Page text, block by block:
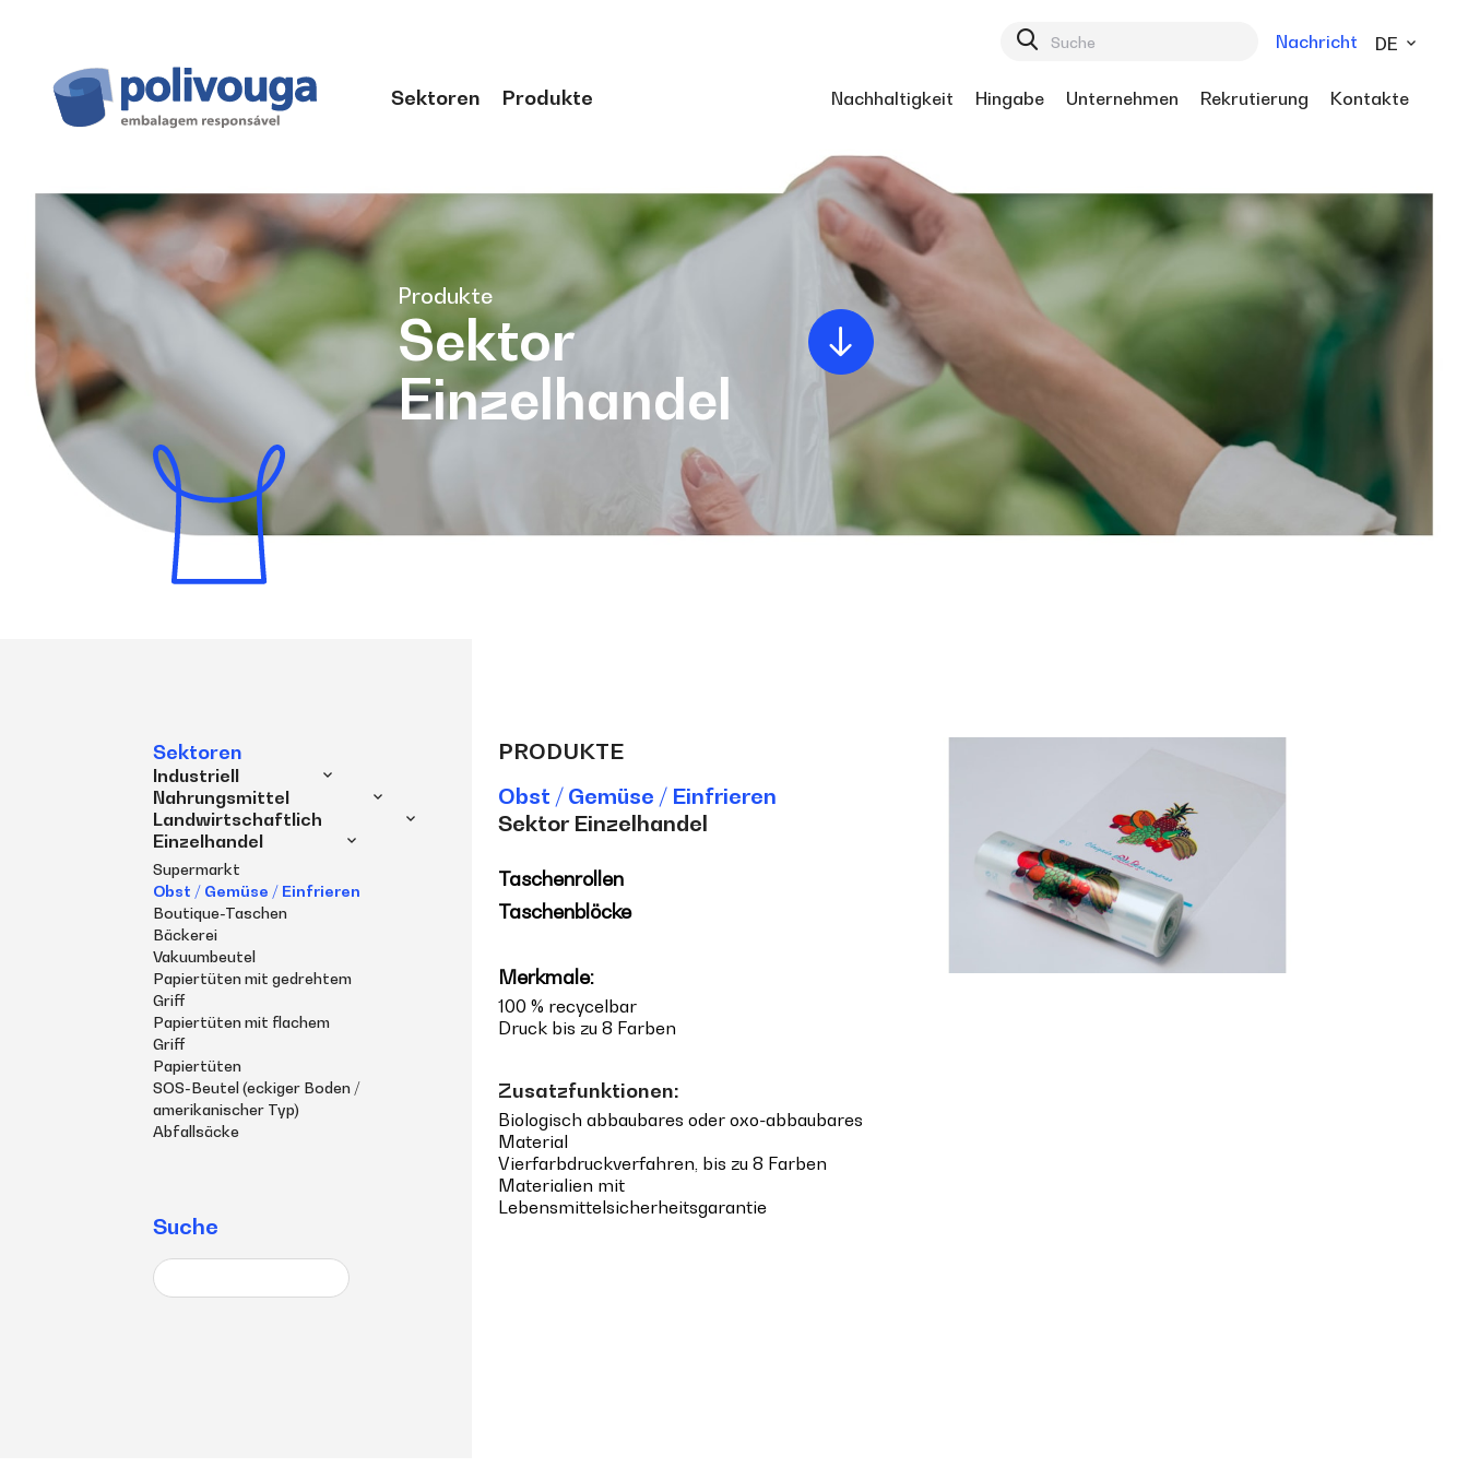
Nachricht DE
Sektoren Produkte Nachhaltigkeit Hingabe Unternehmen Rekrutierung Kontakte
Produkte
Sektor
Einzelhandel
Sektoren
Industriell
Nahrungsmittel
Landwirtschaftlich
Einzelhandel
Supermarkt
Obst / Gemüse / Einfrieren
Boutique-Taschen
Bäckerei
Vakuumbeutel
Papiertüten mit gedrehtem
Griff
Papiertüten mit flachem
Griff
Papiertüten
SOS-Beutel (eckiger Boden /
amerikanischer Typ)
Abfallsäcke
Suche
PRODUKTE
Obst / Gemüse / Einfrieren
Sektor Einzelhandel
Taschenrollen
Taschenblöcke
Merkmale:
100 % recycelbar
Druck bis zu 8 Farben
Zusatzfunktionen:
Biologisch abbaubares oder oxo-abbaubares
Material
Vierfarbdruckverfahren, bis zu 8 Farben
Materialien mit
Lebensmittelsicherheitsgarantie